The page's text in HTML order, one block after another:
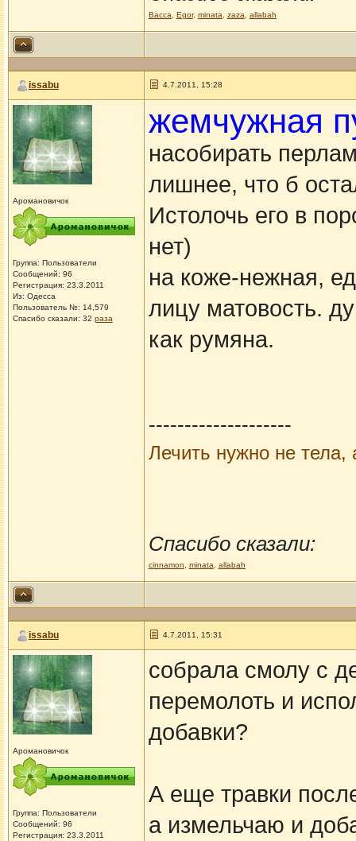
Васса Egor, minata zaza allabah
issabu 4.7.2011, 15:28
Аромановичок
Группа: Пользователи
Сообщений: 96
Регистрация: 23.3.2011
Из: Одесса
Пользователь №: 14,579
Спасибо сказали: 32 раза
жемчужная
насобирать
лишнее, что б
Истолочь его в
нет)
на коже-нежная,
лицу матовость.
как румяна.
--------------------
Лечить нужно не тела,
Спасибо сказали:
cinnamon minata allabah
issabu 4.7.2011, 15:31
Аромановичок
Группа: Пользователи
Сообщений: 96
Регистрация: 23.3.2011
собрала смолу с
перемолоть и
добавки?
А еще травки
а измельчаю и